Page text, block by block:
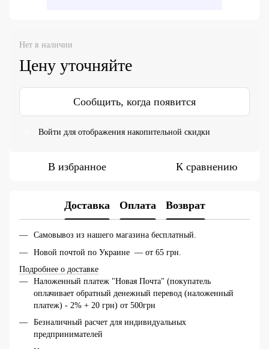
Нет в наличии
Цену уточняйте
Сообщить, когда появится
Войти для отображения накопительной скидки
В избранное К сравнению
Доставка Оплата Возврат
Самовывоз из нашего магазина бесплатный.
Новой почтой по Украине — от 65 грн.
Подробнее о доставке
Наложенный платеж "Новая Почта" (покупатель
оплачивает обратный денежный перевод (наложенный
платеж) - 2% + 20 грн) от 500грн
Безналичный расчет для индивидуальных
предпринимателей